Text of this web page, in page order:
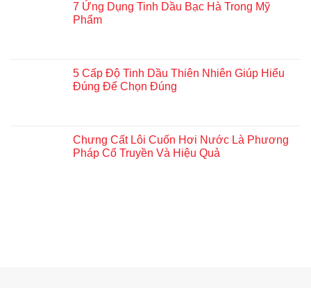
7 Ứng Dụng Tinh Dầu Bạc Hà Trong Mỹ
Phẩm
5 Cấp Độ Tinh Dầu Thiên Nhiên Giúp Hiểu
Đúng Để Chọn Đúng
Chưng Cất Lôi Cuốn Hơi Nước Là Phương
Pháp Cổ Truyền Và Hiệu Quả